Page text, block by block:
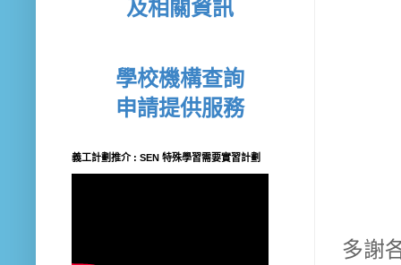
多謝
及相關資訊
學校機構查詢
申請提供服務
義工計劃推介 : SEN 特殊學習需要實習計劃